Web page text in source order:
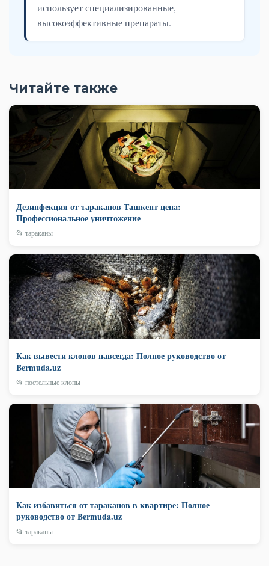
использует специализированные,
высокоэффективные препараты.
Читайте также
Дезинфекция от тараканов Ташкент цена:
Профессиональное уничтожение
📂 тараканы
Как вывести клопов навсегда: Полное руководство от
Bermuda.uz
📂 постельные клопы
Как избавиться от тараканов в квартире: Полное
руководство от Bermuda.uz
📂 тараканы